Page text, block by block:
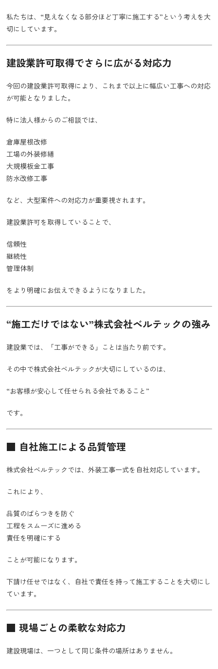
私たちは、“見えなくなる部分ほど丁寧に施工する”という考えを大
切にしています。
建設業許可取得でさらに広がる対応力
今回の建設業許可取得により、これまで以上に幅広い工事への対応
が可能となりました。
特に法人様からのご相談では、
倉庫屋根改修
工場の外装修繕
大規模板金工事
防水改修工事
など、大型案件への対応力が重要視されます。
建設業許可を取得していることで、
信頼性
継続性
管理体制
をより明確にお伝えできるようになりました。
“施工だけではない”株式会社ベルテックの強み
建設業では、「工事ができる」ことは当たり前です。
その中で株式会社ベルテックが大切にしているのは、
“お客様が安心して任せられる会社であること”
です。
■ 自社施工による品質管理
株式会社ベルテックでは、外装工事一式を自社対応しています。
これにより、
品質のばらつきを防ぐ
工程をスムーズに進める
責任を明確にする
ことが可能になります。
下請け任せではなく、自社で責任を持って施工することを大切にし
ています。
■ 現場ごとの柔軟な対応力
建設現場は、一つとして同じ条件の場所はありません。